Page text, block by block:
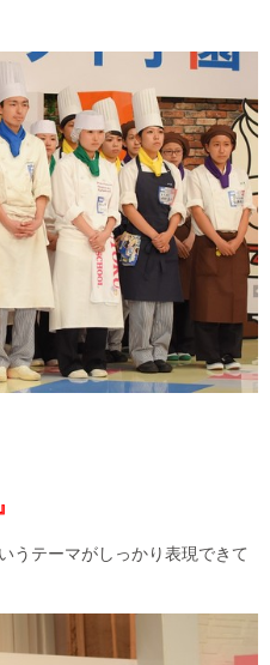
うテーマがしっかり表現できて